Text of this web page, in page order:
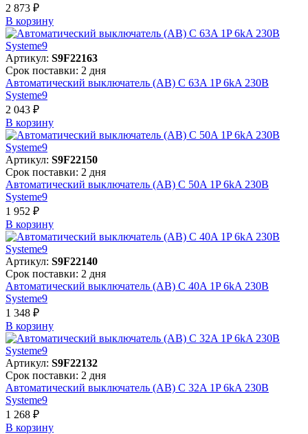
2 873 ₽
В корзинy
Артикул: S9F22163
Срок поставки: 2 дня
Автоматический выключатель (АВ) C 63A 1P 6kA 230В
Systeme9
2 043 ₽
В корзинy
Артикул: S9F22150
Срок поставки: 2 дня
Автоматический выключатель (АВ) C 50A 1P 6kA 230В
Systeme9
1 952 ₽
В корзинy
Артикул: S9F22140
Срок поставки: 2 дня
Автоматический выключатель (АВ) C 40A 1P 6kA 230В
Systeme9
1 348 ₽
В корзинy
Артикул: S9F22132
Срок поставки: 2 дня
Автоматический выключатель (АВ) C 32A 1P 6kA 230В
Systeme9
1 268 ₽
В корзинy